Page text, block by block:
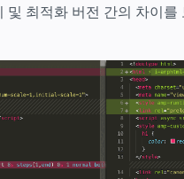
최적화 버전 간의 차이를